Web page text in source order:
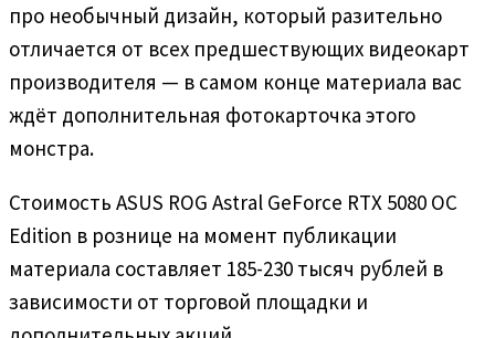
про необычный дизайн, который разительно
отличается от всех предшествующих видеокарт
производителя — в самом конце материала вас
ждёт дополнительная фотокарточка этого
монстра.
Стоимость ASUS ROG Astral GeForce RTX 5080 OC
Edition в рознице на момент публикации
материала составляет 185-230 тысяч рублей в
зависимости от торговой площадки и